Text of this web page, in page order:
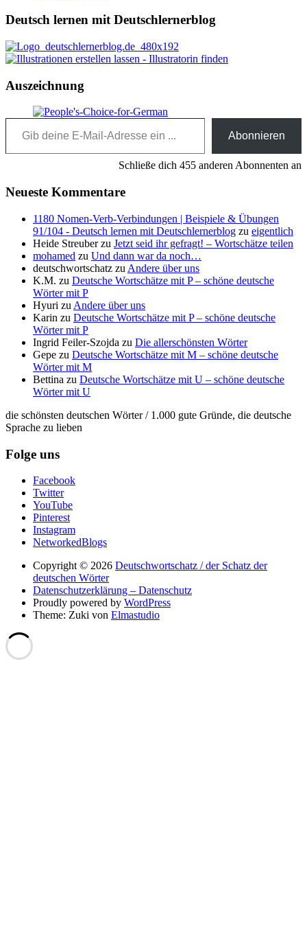
Deutsch lernen mit Deutschlernerblog
Auszeichnung
Gib deine E-Mail-Adresse ein ...
Abonnieren
Schließe dich 455 anderen Abonnenten an
Neueste Kommentare
1180 Nomen-Verb-Verbindungen | Beispiele & Übungen
91/104 - Deutsch lernen mit Deutschlernerblog zu eigentlich
Heide Streuberzu Jetzt seid ihr gefragt! – Wortschätze teilen
mohamed zu Und dann war da noch…
deutschwortschatz zu Andere über uns
K.M. zu Deutsche Wortschätze mit P – schöne deutsche
Wörter mit P
Hyuri zu Andere über uns
Karin zu Deutsche Wortschätze mit P – schöne deutsche
Wörter mit P
Ingrid Feiler-Szojda zu Die allerschönsten Wörter
Gepe zu Deutsche Wortschätze mit M – schöne deutsche
Wörter mit M
Bettina zu Deutsche Wortschätze mit U – schöne deutsche
Wörter mit U
die schönsten deutschen Wörter / 1.000 gute Gründe, die deutsche
Sprache zu lieben
Folge uns
Facebook
Twitter
YouTube
Pinterest
Instagram
NetworkedBlogs
Copyright © 2026 Deutschwortschatz / der Schatz der
deutschen Wörter
Datenschutzerklärung – Datenschutz
Proudly powered by WordPress
Theme: Zuki von Elmastudio